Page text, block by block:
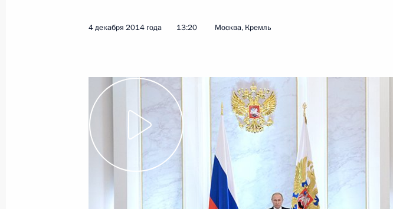
29 февраля 2024 года, четверг
29 февраля 2024 года, 14:20 Москва
21 февраля 2023 года, вторник
Послание Президента Федеральному Собранию
21 февраля 2023 года, 13:50 Москва
4 декабря 2014 года 13:20 Москва, Кремль